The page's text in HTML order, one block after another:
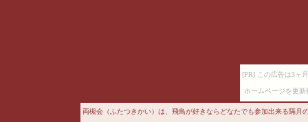
[PR] この広告は3ヶ
ホームページを更
両槻会（ふたつきかい）は、飛鳥が好きならどなたでも参加出来る隔